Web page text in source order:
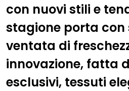
con nuovi stili e
stagione porta con
ventata di
innovazione, fatta
esclusivi, tessuti